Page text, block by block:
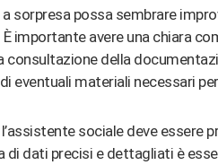
a sorpresa possa sembrare
importante avere una chiara
consultazione della
eventuali materiali necessari
sociale deve
di dati precisi e dettagliati è